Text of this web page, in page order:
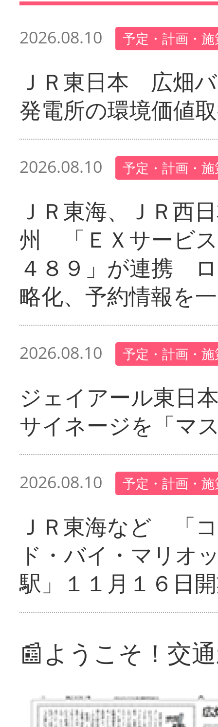
2026.08.10 予定・計画・
ＪＲ東日本 広畑
発電所の環境価値
2026.08.10 予定・計画・
ＪＲ東海、ＪＲ西
州 「ＥＸサービ
４８９」が連携
略化、予約情報を
2026.08.10 予定・計画・
ジェイアール東日
サイネージを「マ
2026.08.10 予定・計画・
ＪＲ東海など 「
ド・バイ・マリオ
駅」１１月１６日
📰ようこそ！交